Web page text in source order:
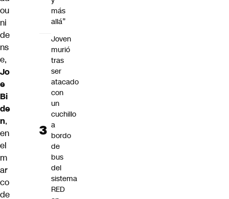
ou
ni
de
ns
e,
Jo
e
Bi
de
n,
en
el
m
ar
co
de
más
allá”
Joven
murió
tras
ser
atacado
con
un
cuchillo
a
bordo
de
bus
del
sistema
RED